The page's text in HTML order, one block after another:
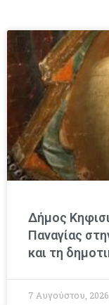
Δήμος
Παναγίας
και τη
7 Αυγούστου, 2026